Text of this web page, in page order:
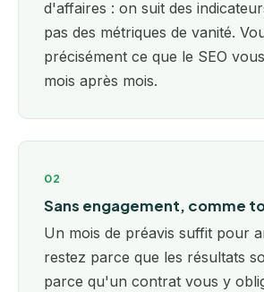
d'affaires : on suit des
pas des métriques de vanité.
précisément ce que le SEO
mois après mois.
02
Sans engagement, comme
Un mois de préavis suffit pour
restez parce que les résultats
parce qu'un contrat vous y